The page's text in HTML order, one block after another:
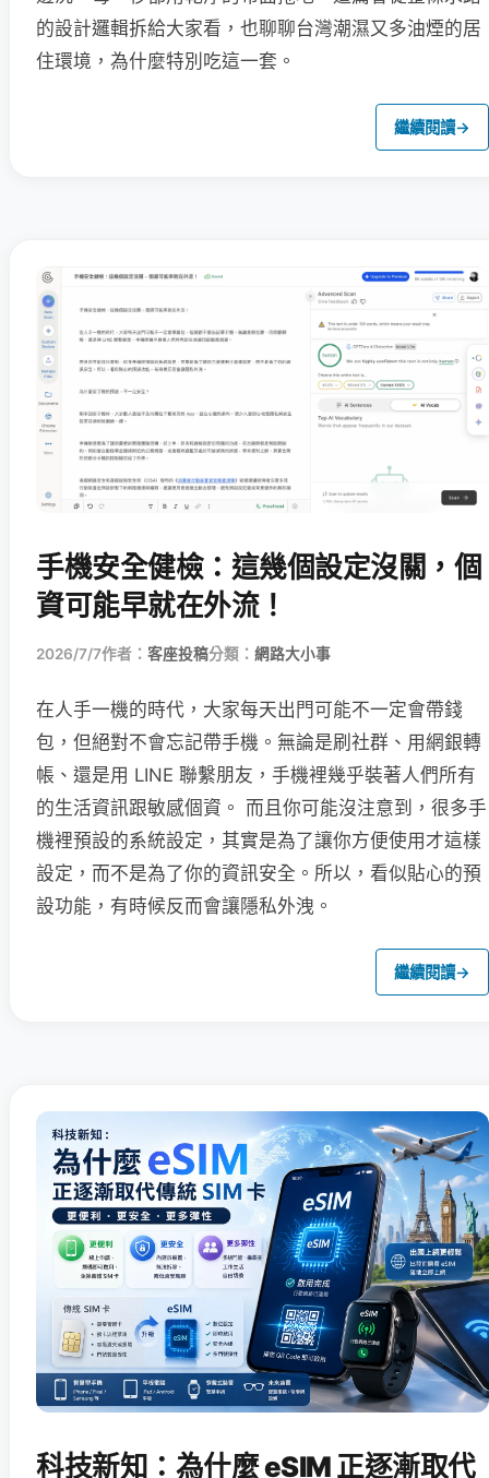
的設計邏輯拆給大家看，也聊聊台灣潮濕又多油煙的居
住環境，為什麼特別吃這一套。
繼續閱讀→
手機安全健檢：這幾個設定沒關，個
資可能早就在外流！
2026/7/7作者： 客座投稿分類： 網路大小事
在人手一機的時代，大家每天出門可能不一定會帶錢
包，但絕對不會忘記帶手機。無論是刷社群、用網銀轉
帳、還是用 LINE 聯繫朋友，手機裡幾乎裝著人們所有
的生活資訊跟敏感個資。 而且你可能沒注意到，很多手
機裡預設的系統設定，其實是為了讓你方便使用才這樣
設定，而不是為了你的資訊安全。所以，看似貼心的預
設功能，有時候反而會讓隱私外洩。
繼續閱讀→
科技新知：為什麼 eSIM 正逐漸取代